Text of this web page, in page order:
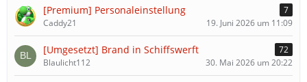
[Premium] Personaleinstellung
7
Caddy21
19. Juni 2026 um 11:09
[Umgesetzt] Brand in Schiffswerft
72
Blaulicht112
30. Mai 2026 um 20:22